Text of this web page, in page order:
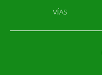
VÍAS